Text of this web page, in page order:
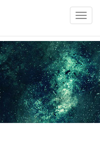
bitpie
网-
比
特
派
冷
钱
包-